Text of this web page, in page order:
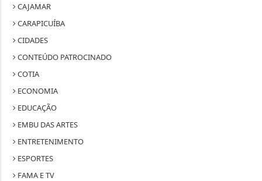
CAJAMAR
CARAPICUÍBA
CIDADES
CONTEÚDO PATROCINADO
COTIA
ECONOMIA
EDUCAÇÃO
EMBU DAS ARTES
ENTRETENIMENTO
ESPORTES
FAMA E TV